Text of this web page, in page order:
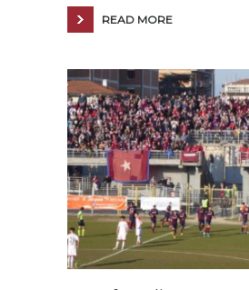
READ MORE